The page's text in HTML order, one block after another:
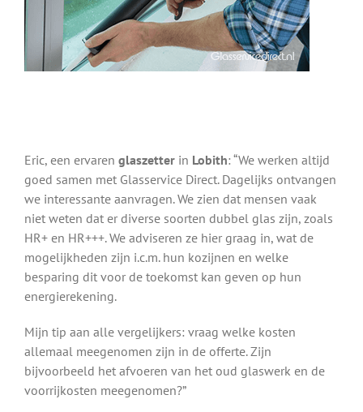
Eric, een ervaren glaszetter in Lobith: “We werken altijd
goed samen met Glasservice Direct. Dagelijks ontvangen
we interessante aanvragen. We zien dat mensen vaak
niet weten dat er diverse soorten dubbel glas zijn, zoals
HR+ en HR+++. We adviseren ze hier graag in, wat de
mogelijkheden zijn i.c.m. hun kozijnen en welke
besparing dit voor de toekomst kan geven op hun
energierekening.
Mijn tip aan alle vergelijkers: vraag welke kosten
allemaal meegenomen zijn in de offerte. Zijn
bijvoorbeeld het afvoeren van het oud glaswerk en de
voorrijkosten meegenomen?”